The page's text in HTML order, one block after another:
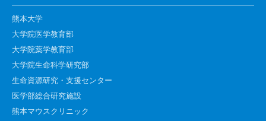
熊本大学
大学院医学教育部
大学院薬学教育部
大学院生命科学研究部
生命資源研究・支援センター
医学部総合研究施設
熊本マウスクリニック